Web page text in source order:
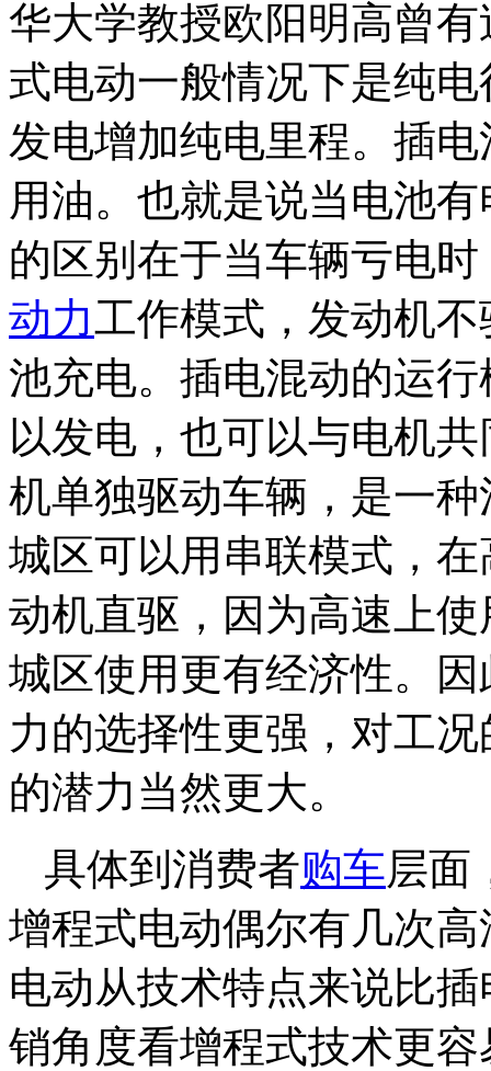
华大学教授欧阳明高曾
式电动一般情况下是纯
发电增加纯电里程。插
用油。也就是说当电池
的区别在于当车辆亏电
动力工作模式，发动机
池充电。插电混动的运
以发电，也可以与电机
机单独驱动车辆，是一
城区可以用串联模式，
动机直驱，因为高速上
城区使用更有经济性。
力的选择性更强，对工
的潜力当然更大。
具体到消费者购车层面
增程式电动偶尔有几次
电动从技术特点来说比
销角度看增程式技术更